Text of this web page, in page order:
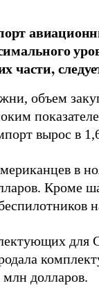
части,
объем
вырос в
в
Кроме
для
долларов.